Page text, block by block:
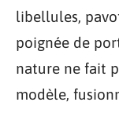
libellules,
poignée de
nature ne fait
modèle,